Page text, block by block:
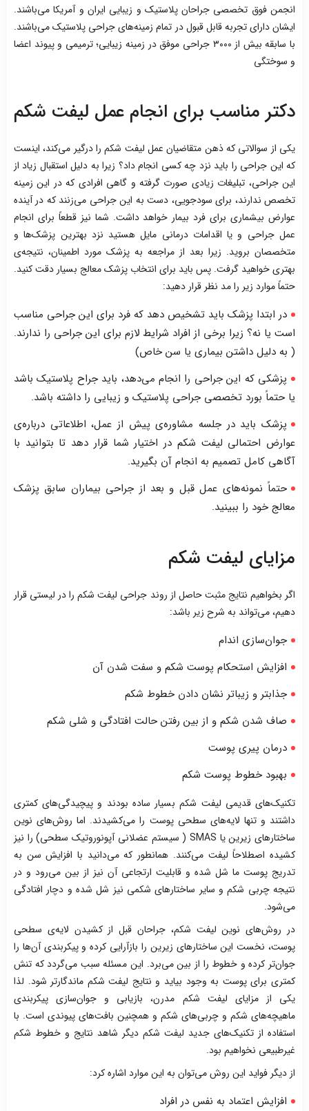
انجمن فوق تخصصی جراحان پلاستیک و زیبایی ایران و آمریکا می‌باشند.
ایشان دارای تجربه قابل قبول در تمام زمینه‌های جراحی پلاستیک می‌باشند.
با سابقه بیش از ۳۰۰۰ جراحی موفق در زمینه زیبایی؛ ترمیمی و پیوند اعضا
و سوختگی
دکتر مناسب برای انجام عمل لیفت شکم
یکی از سوالاتی که ذهن متقاضیان عمل لیفت شکم را درگیر می‌کند، اینست
که این جراحی را باید نزد چه کسی انجام داد؟ زیرا به دلیل استقبال زیاد از
این جراحی، تبلیغات زیادی صورت گرفته و گاهی افرادی که در این زمینه
تخصص ندارند، برای سودجویی، دست به این جراحی می‌زنند که در آینده
عوارض بیشماری برای فرد بیمار خواهد داشت. شما نیز قطعاً برای انجام
عمل جراحی و یا اقدامات درمانی مایل هستید نزد بهترین پزشک‌‌ها و
متخصصان بروید. زیرا بعد از مراجعه به پزشک مورد اطمینان، نتیجه‌ی
بهتری خواهید گرفت. پس باید برای انتخاب پزشک معالج بسیار دقت کنید.
حتماً موارد زیر را مد نظر قرار دهید:
در ابتدا پزشک باید تشخیص دهد که فرد برای این جراحی مناسب
است یا نه؟ زیرا برخی از افراد شرایط لازم برای این جراحی را ندارند.
( به دلیل داشتن بیماری یا سن خاص)
پزشکی که این جراحی را انجام می‌دهد، باید جراح پلاستیک باشد
یا حتماً بورد تخصصی جراحی پلاستیک و زیبایی را داشته باشد.
پزشک باید در جلسه مشاوره‌ی پیش از عمل، اطلاعاتی درباره‌ی
عوارض احتمالی لیفت شکم در اختیار شما قرار دهد تا بتوانید با
آگاهی کامل تصمیم به انجام آن بگیرید.
حتماً نمونه‌های عمل قبل و بعد از جراحی بیماران سابق پزشک
معالج خود را ببینید.
مزایای لیفت شکم
اگر بخواهیم نتایج مثبت حاصل از روند جراحی لیفت شکم را در لیستی قرار
دهیم، می‌تواند به شرح زیر باشد:
جوان‌سازی اندام
افزایش استحکام پوست شکم و سفت شدن آن
جذابتر و زیباتر نشان دادن خطوط شکم
صاف شدن شکم و از بین رفتن حالت افتادگی و شلی شکم
درمان پیری پوست
بهبود خطوط پوست شکم
تکنیک‌های قدیمی لیفت شکم بسیار ساده بودند و پیچیدگی‌های کمتری
داشتند و تنها لایه‌های سطحی پوست را می‌کشیدند. اما روش‌های نوین
ساختارهای زیرین یا SMAS ( سیستم عضلانی آپونوروتیک سطحی) را نیز
کشیده اصطلاحاً لیفت می‌کنند. همانطور که می‌دانید با افزایش سن به
تدریج پوست ما شل شده و قابلیت ارتجاعی آن نیز از بین می‌رود و در
نتیجه چربی شکم و سایر ساختارهای شکمی نیز شل شده و دچار افتادگی
می‌شود.
در روش‌های نوین لیفت شکم، جراحان قبل از کشیدن لایه‌ی سطحی
پوست، نخست این ساختارهای زیرین را بازآرایی کرده و پیکربندی آن‌ها را
جوان‌تر کرده و خطوط را از بین می‌برد. این مسئله سبب می‌گردد که تنش
کمتری برای پوست به وجود بیاید و نتایج لیفت شکم ماندگارتر شود. لذا
یکی از مزایای لیفت شکم مدرن، بازیابی و جوان‌سازی پیکربندی
ماهیچه‌های شکم و چربی‌های شکم و همچنین بافت‌های پیوندی است. با
استفاده از تکنیک‌های جدید لیفت شکم دیگر شاهد نتایج و خطوط شکم
غیرطبیعی نخواهیم بود.
از دیگر فواید این روش می‌توان به این موارد اشاره کرد:
افزایش اعتماد به نفس در افراد